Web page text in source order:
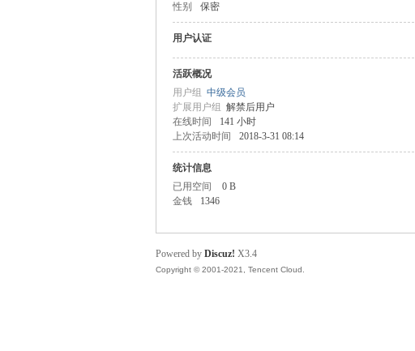
性别 保密
用户认证
活跃概况
用户组 中级会员
扩展用户组 解禁后用户
在线时间
141 小时
上次活动时间
2018-3-31 08:14
统计信息
已用空间
0 B
金钱
1346
Powered by Discuz! X3.4
Copyright © 2001-2021, Tencent Cloud.